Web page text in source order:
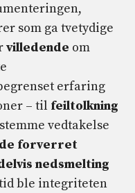
som ga tvetydige
villedende om
erfaring
– til feiltolkning
vedtakelse
de forverret
nedsmelting
ble integriteten